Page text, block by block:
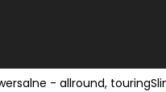
- allround, touring